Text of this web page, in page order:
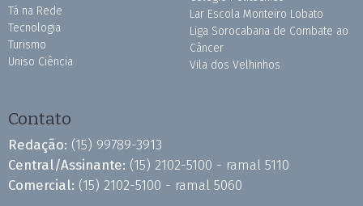
Tá na Rede
Tecnologia
Turismo
Uniso Ciência
Lar Escola Monteiro Lobato
Liga Sorocabana de Combate ao
Câncer
Vila dos Velhinhos
Contato
Redação: (15) 99789-3913
Central/Assinante: (15) 2102-5100 - ramal 5110
Comercial: (15) 2102-5100 - ramal 5060